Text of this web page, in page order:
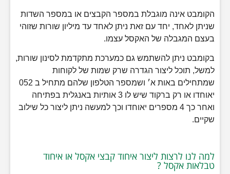
הקומבט אינה מוגבלת במספר הקבצים או במספר השדות
שניתן לאחד, יחד עם זאת ניתן לאחד עד מיליון שורות שזוהי
בעצם המגבלה של האקסל עצמו.
בקומבט ניתן להשתמש גם כמערכת מתקדמת לסינון שורות,
למשל, תוכל ליצור הגדרה שרק שמות של לקוחות
שמתחילים באות א׳ ושמספר הטלפון שלהם מתחיל ב 052
יאוחדו או רק ברקוד שיש לו 3 אותיות באנגלית בפתיחה
ואחר כך 4 מספרים יאוחדו וכך למעשה ניתן ליצור כל שילוב
שקיים.
למה לנו לרצות ליצור איחוד קבצי אקסל או איחוד
טבלאות אקסל ?